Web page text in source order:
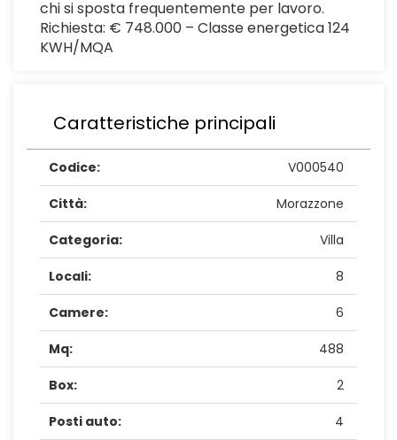
chi si sposta frequentemente per lavoro.
Richiesta: € 748.000 – Classe energetica 124
KWH/MQA
Caratteristiche principali
Codice: V000540
Città: Morazzone
Categoria: Villa
Locali: 8
Camere: 6
Mq: 488
Box: 2
Posti auto: 4